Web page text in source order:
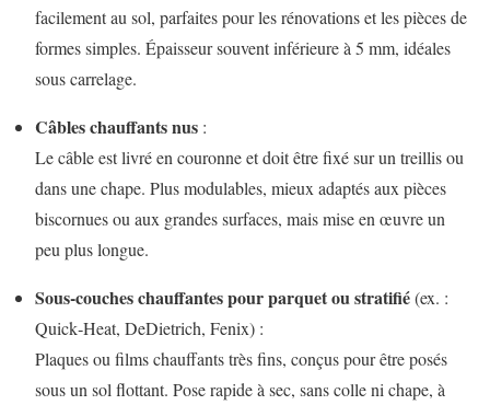
facilement au sol, parfaites pour les rénovations et les pièces de
formes simples. Épaisseur souvent inférieure à 5 mm, idéales
sous carrelage.
Câbles chauffants nus :
Le câble est livré en couronne et doit être fixé sur un treillis ou
dans une chape. Plus modulables, mieux adaptés aux pièces
biscornues ou aux grandes surfaces, mais mise en œuvre un
peu plus longue.
Sous‑couches chauffantes pour parquet ou stratifié(ex. :
Quick‑Heat, DeDietrich, Fenix) :
Plaques ou films chauffants très fins, conçus pour être posés
sous un sol flottant. Pose rapide à sec, sans colle ni chape, à